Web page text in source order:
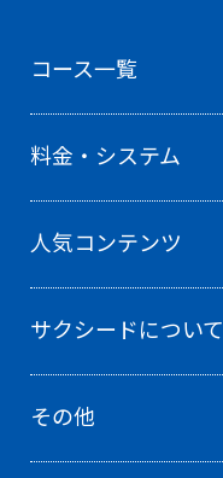
サクシードについて
料金・システム
コース一覧
人気コンテンツ
その他